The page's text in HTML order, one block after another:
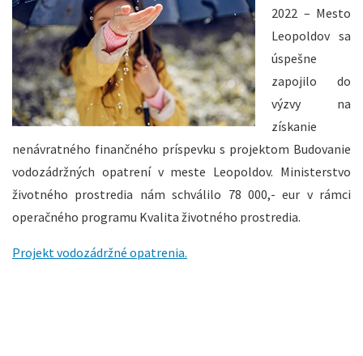
2022 – Mesto
Leopoldov sa
úspešne
zapojilo do
výzvy na
získanie
nenávratného finančného príspevku s projektom Budovanie
vodozádržných opatrení v meste Leopoldov. Ministerstvo
životného prostredia nám schválilo 78 000,- eur v rámci
operačného programu Kvalita životného prostredia.
Projekt vodozádržné opatrenia.